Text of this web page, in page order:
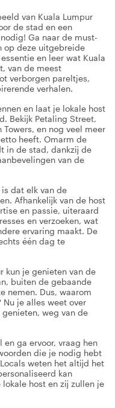
van Kuala Lumpur
de stad en een
Ga naar de must-
op deze uitgebreide
en leer wat Kuala
van de meest
verborgen pareltjes,
verhalen.
en laat je lokale host
Bekijk Petaling Street,
Towers, en nog veel meer
heeft. Omarm de
in de stad, dankzij de
van de
dat elk van de
Afhankelijk van de host
en passie, uiteraard
en verzoeken, wat
ervaring maakt. De
één dag te
kun je genieten van de
buiten de gebaande
nemen. Dus, waarom
je alles weet over
weg van de
ga ervoor, vraag hen
die je nodig hebt
weten het altijd het
kan
host en zij zullen je